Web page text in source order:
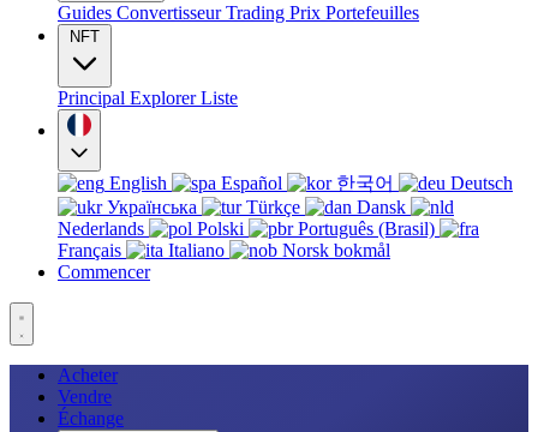
Guides ConvertisseurTrading Prix Portefeuilles
NFT
Principal ExplorerListe
English Español 한국어
Deutsch
Українська
Türkçe
Dansk
Nederlands
Polski
Português (Brasil)
Français
Italiano
Norsk bokmål
Commencer
Acheter
Vendre
Échange